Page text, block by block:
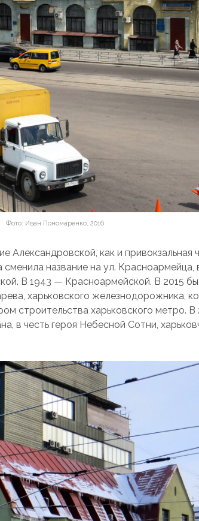
Фото: Иван Пономаренко, 2016
Александровской, как и привокзальная
название на ул. Красноармейца,
В 1943 — Красноармейской. В 2015
харьковского железнодорожника,
строительства харьковского метро. В
в честь героя Небесной Сотни,